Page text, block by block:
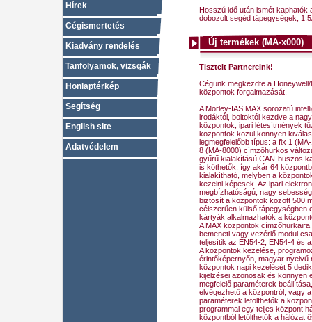
Hírek
Cégismertetés
Kiadvány rendelés
Tanfolyamok, vizsgák
Honlaptérkép
Segítség
English site
Adatvédelem
Hosszú idő után ismét kaphatók
dobozolt segéd tápegységek,
Új termékek (MA-x000)
Tisztelt Partnereink!
Cégünk megkezdte a
központok forgalmazását.
A Morley-IAS MAX sorozatú
irodáktól, boltoktól kezdve a
központok, ipari létesítmények
központok közül könnyen
legmegfelelőbb típus: a fix 1
8 (MA‑8000) címzőhurkos
gyűrű kialakítású CAN-buszos
is köthetők, így akár 64
kialakítható, melyben a
kezelni képesek. Az ipari
megbízhatóságú, nagy
biztosít a központok között 500
célszerűen külső tápegységben
kártyák alkalmazhatók a
A MAX központok
bemeneti vagy vezérlő modul
teljesítik az EN54‑2, EN54‑4 és
A központok kezelése,
érintőképernyőn, magyar nyelvű
központok napi kezelését 5
kijelzései azonosak és könnyen
megfelelő paraméterek
elvégezhető a központról, vagy
paraméterek letölthetők a
programmal egy teljes központ
központból letölthetők a hálózat